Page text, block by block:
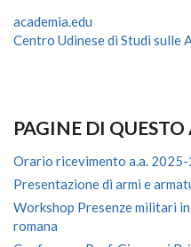
academia.edu
Centro Udinese di Studi sulle
PAGINE DI QUESTO
Orario ricevimento a.a.
Presentazione di armi e
Workshop Presenze militari
romana